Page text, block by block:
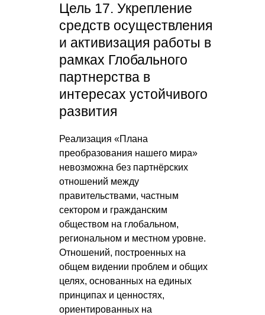
Цель 17. Укрепление
средств осуществления
и активизация работы в
рамках Глобального
партнерства в
интересах устойчивого
развития
Реализация «Плана
преобразования нашего мира»
невозможна без партнёрских
отношений между
правительствами, частным
сектором и гражданским
обществом на глобальном,
региональном и местном уровне.
Отношений, построенных на
общем видении проблем и общих
целях, основанных на единых
принципах и ценностях,
ориентированных на